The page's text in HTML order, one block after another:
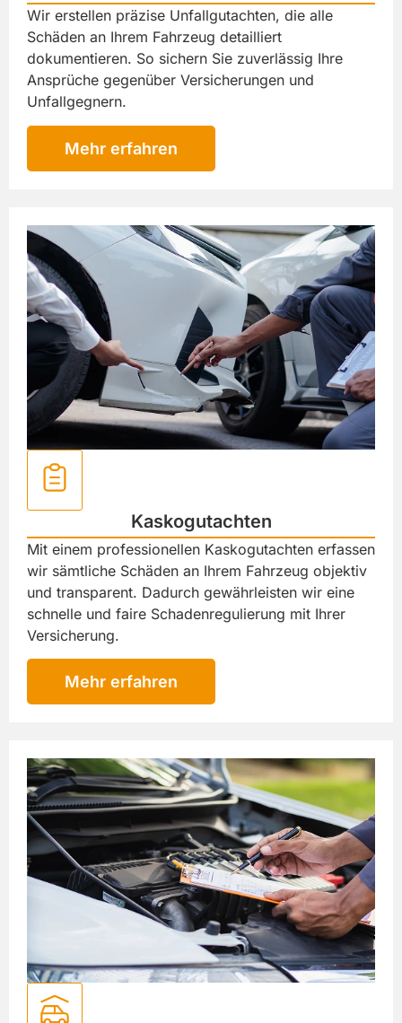
Wir erstellen präzise Unfallgutachten, die alle
Schäden an Ihrem Fahrzeug detailliert
dokumentieren. So sichern Sie zuverlässig Ihre
Ansprüche gegenüber Versicherungen und
Unfallgegnern.
Mehr erfahren
Kaskogutachten
Mit einem professionellen Kaskogutachten erfassen
wir sämtliche Schäden an Ihrem Fahrzeug objektiv
und transparent. Dadurch gewährleisten wir eine
schnelle und faire Schadenregulierung mit Ihrer
Versicherung.
Mehr erfahren